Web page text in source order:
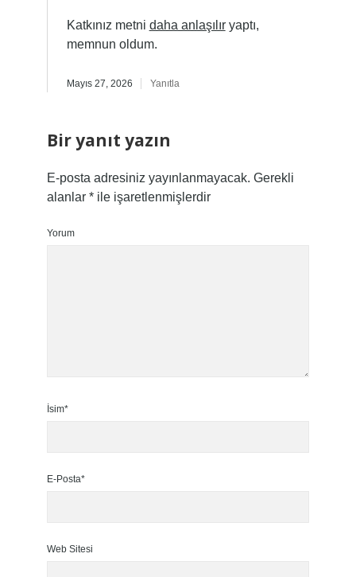
Katkınız metni daha anlaşılıryaptı,
memnun oldum.
Mayıs 27, 2026 Yanıtla
Bir yanıt yazın
E-posta adresiniz yayınlanmayacak. Gerekli
alanlar *ile işaretlenmişlerdir
Yorum
İsim*
E-Posta*
Web Sitesi